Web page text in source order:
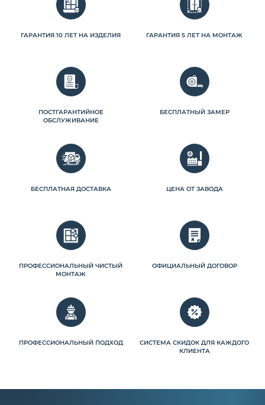
ГАРАНТИЯ 10 ЛЕТ НА ИЗДЕЛИЯ ГАРАНТИЯ 5 ЛЕТ НА МОНТАЖ
ПОСТГАРАНТИЙНОЕ
ОБСЛУЖИВАНИЕ
БЕСПЛАТНЫЙ ЗАМЕР
БЕСПЛАТНАЯ ДОСТАВКА ЦЕНА ОТ ЗАВОДА
ПРОФЕССИОНАЛЬНЫЙ ЧИСТЫЙ
МОНТАЖ
ОФИЦИАЛЬНЫЙ ДОГОВОР
ПРОФЕССИОНАЛЬНЫЙ ПОДХОД
СИСТЕМА СКИДОК ДЛЯ КАЖДОГО
КЛИЕНТА